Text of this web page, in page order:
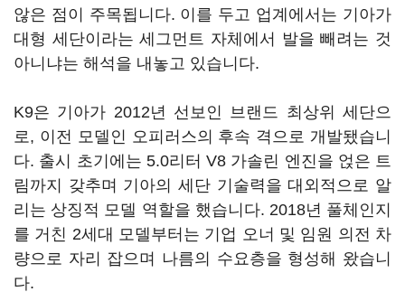
않은 점이 주목됩니다. 이를 두고 업계에서는 기아가
대형 세단이라는 세그먼트 자체에서 발을 빼려는 것
아니냐는 해석을 내놓고 있습니다.
K9은 기아가 2012년 선보인 브랜드 최상위 세단으
로, 이전 모델인 오피러스의 후속 격으로 개발됐습니
다. 출시 초기에는 5.0리터 V8 가솔린 엔진을 얹은 트
림까지 갖추며 기아의 세단 기술력을 대외적으로 알
리는 상징적 모델 역할을 했습니다. 2018년 풀체인지
를 거친 2세대 모델부터는 기업 오너 및 임원 의전 차
량으로 자리 잡으며 나름의 수요층을 형성해 왔습니
다.